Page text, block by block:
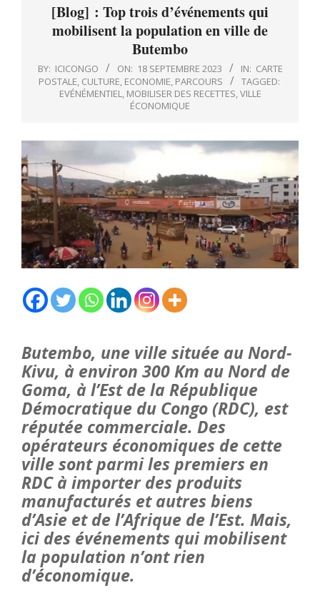
[Blog] : Top trois d’événements qui
mobilisent la population en ville de
Butembo
BY: ICICONGO ON: 18 SEPTEMBRE 2023 IN: CARTE
POSTALE, CULTURE, ECONOMIE, PARCOURS
TAGGED:
EVÉNÉMENTIEL, MOBILISER DES RECETTES,VILLE
ÉCONOMIQUE
Butembo, une ville située au Nord-
Kivu, à environ 300 Km au Nord de
Goma, à l’Est de la République
Démocratique du Congo (RDC), est
réputée commerciale. Des
opérateurs économiques de cette
ville sont parmi les premiers en
RDC à importer des produits
manufacturés et autres biens
d’Asie et de l’Afrique de l’Est. Mais,
ici des événements qui mobilisent
la population n’ont rien
d’économique.